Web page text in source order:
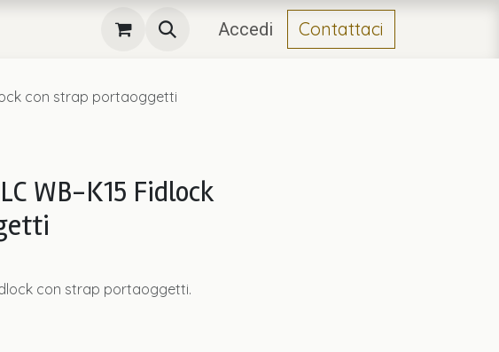
Accedi Contattaci
con strap portaoggetti
WB-K15 Fidlock
con strap portaoggetti.